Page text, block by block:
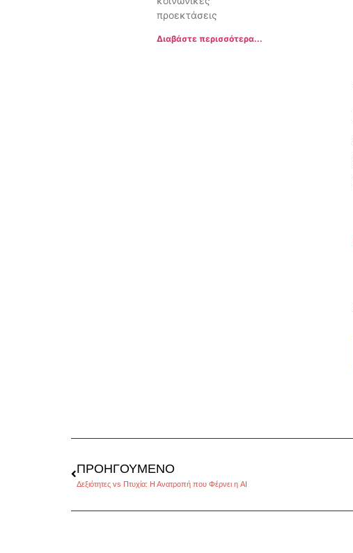
προεκτάσεις
Διαβάστε περισσότερα...
ΠΡΟΗΓΟΎΜΕΝΟ
Δεξιότητες vs Πτυχία: Η Ανατροπή που Φέρνει η AI